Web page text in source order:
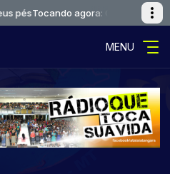
Tocando agora: Canção e Louvor
MENU